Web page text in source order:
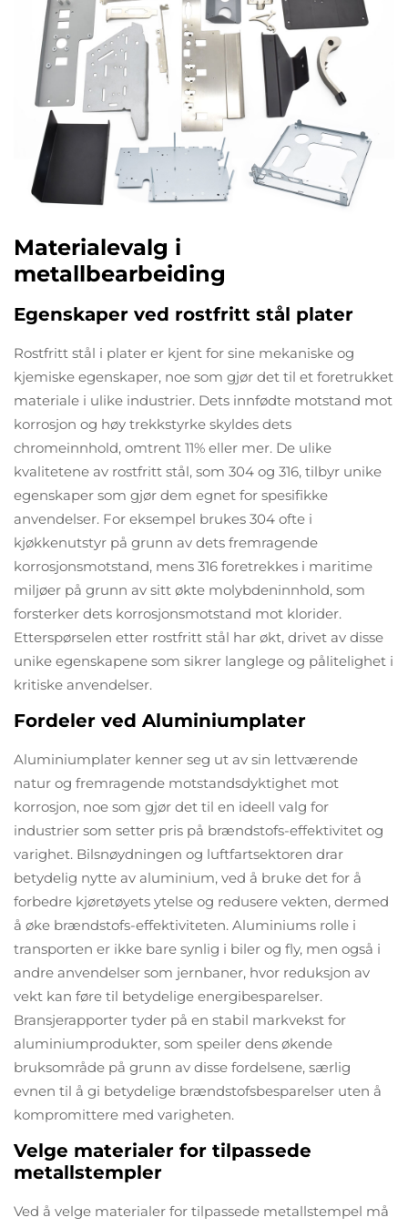
Materialevalg i
metallbearbeiding
Egenskaper ved rostfritt stål plater
Rostfritt stål i plater er kjent for sine mekaniske og
kjemiske egenskaper, noe som gjør det til et foretrukket
materiale i ulike industrier. Dets innfødte motstand mot
korrosjon og høy trekkstyrke skyldes dets
chromeinnhold, omtrent 11% eller mer. De ulike
kvalitetene av rostfritt stål, som 304 og 316, tilbyr unike
egenskaper som gjør dem egnet for spesifikke
anvendelser. For eksempel brukes 304 ofte i
kjøkkenutstyr på grunn av dets fremragende
korrosjonsmotstand, mens 316 foretrekkes i maritime
miljøer på grunn av sitt økte molybdeninnhold, som
forsterker dets korrosjonsmotstand mot klorider.
Etterspørselen etter rostfritt stål har økt, drivet av disse
unike egenskapene som sikrer langlege og pålitelighet i
kritiske anvendelser.
Fordeler ved Aluminiumplater
Aluminiumplater kenner seg ut av sin lettværende
natur og fremragende motstandsdyktighet mot
korrosjon, noe som gjør det til en ideell valg for
industrier som setter pris på brændstofs-effektivitet og
varighet. Bilsnøydningen og luftfartsektoren drar
betydelig nytte av aluminium, ved å bruke det for å
forbedre kjøretøyets ytelse og redusere vekten, dermed
å øke brændstofs-effektiviteten. Aluminiums rolle i
transporten er ikke bare synlig i biler og fly, men også i
andre anvendelser som jernbaner, hvor reduksjon av
vekt kan føre til betydelige energibesparelser.
Bransjerapporter tyder på en stabil markvekst for
aluminiumprodukter, som speiler dens økende
bruksområde på grunn av disse fordelsene, særlig
evnen til å gi betydelige brændstofsbesparelser uten å
kompromittere med varigheten.
Velge materialer for tilpassede
metallstempler
Ved å velge materialer for tilpassede metallstempel må